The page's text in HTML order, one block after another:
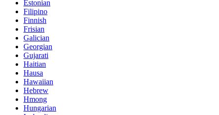
Estonian
Filipino
Finnish
Frisian
Galician
Georgian
Gujarati
Haitian
Hausa
Hawaiian
Hebrew
Hmong
Hungarian